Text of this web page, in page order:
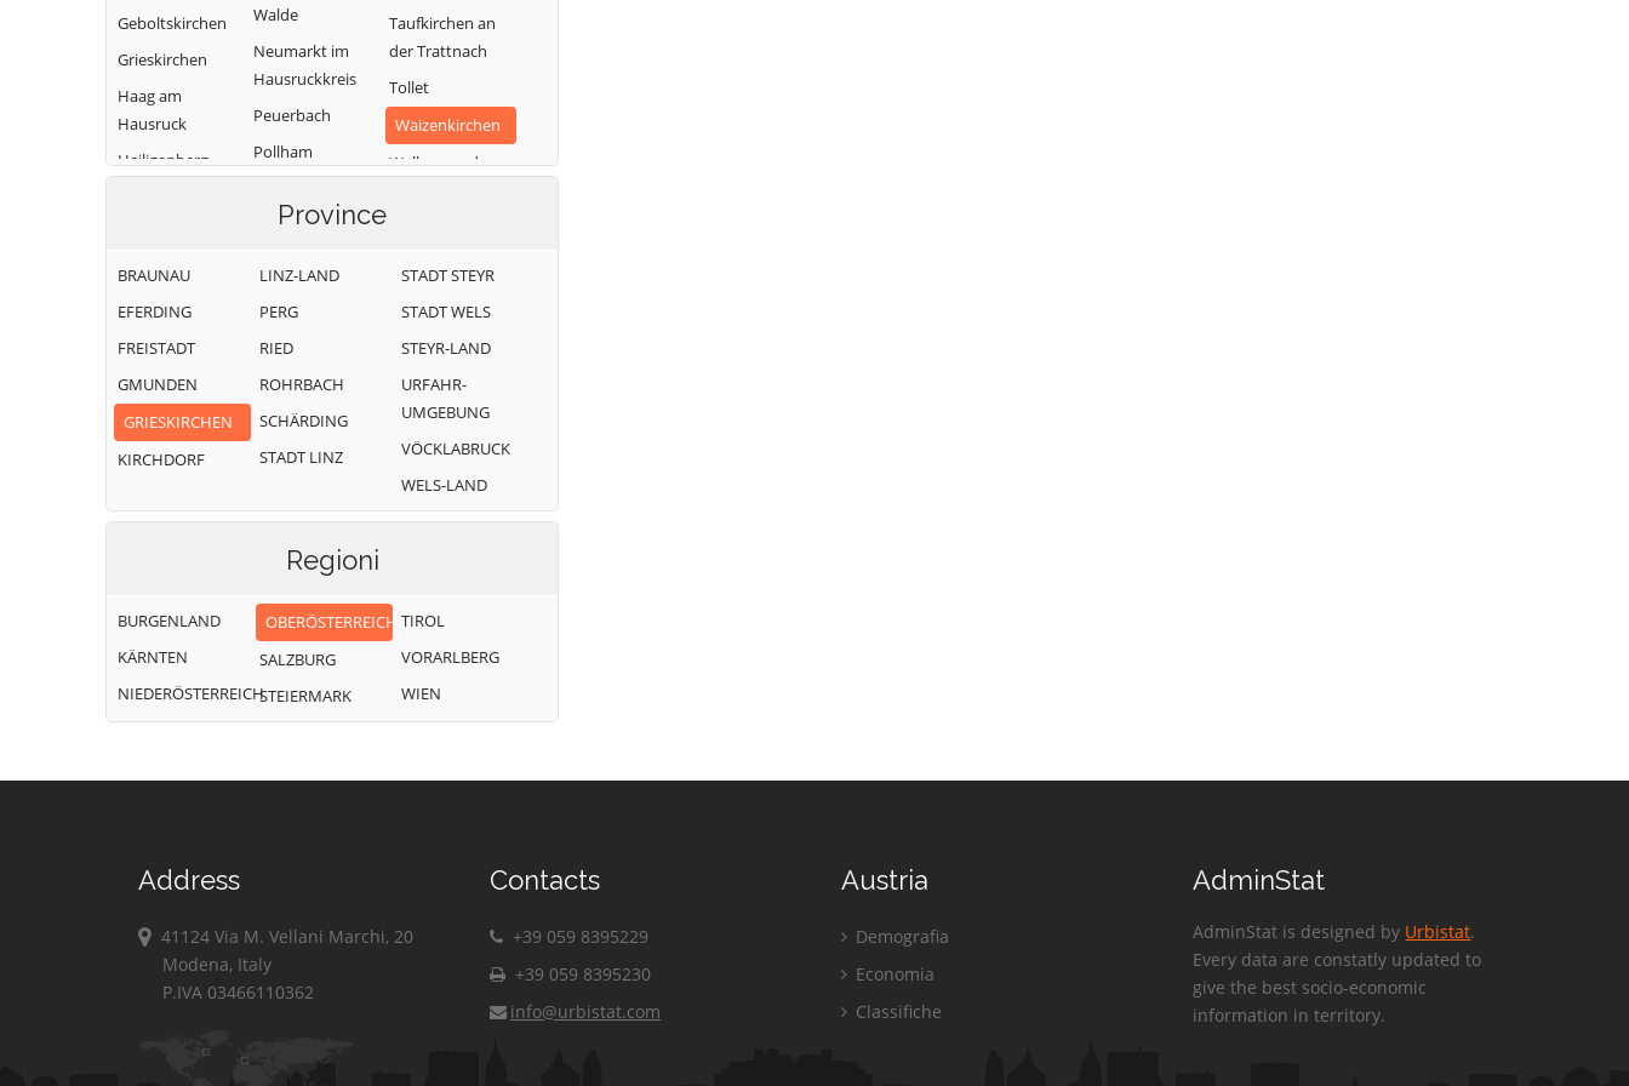
Geboltskirchen
Grieskirchen
Haag am
Hausruck
Heiligenberg
Walde
Neumarkt im
Hausruckkreis
Peuerbach
Pollham
Pram
Taufkirchen an
der Trattnach
Tollet
Waizenkirchen
Wallern an der
Province
BRAUNAU
EFERDING
FREISTADT
GMUNDEN
GRIESKIRCHEN
KIRCHDORF
LINZ-LAND
PERG
RIED
ROHRBACH
SCHÄRDING
STADT LINZ
STADT STEYR
STADT WELS
STEYR-LAND
URFAHR-
UMGEBUNG
VÖCKLABRUCK
WELS-LAND
Regioni
BURGENLAND
KÄRNTEN
NIEDERÖSTERREICH
OBERÖSTERREICH
SALZBURG
STEIERMARK
TIROL
VORARLBERG
WIEN
Address
41124 Via M. Vellani Marchi, 20
Modena, Italy
P.IVA 03466110362
Contacts
+39 059 8395229
+39 059 8395230
info@urbistat.com
Austria
Demografia
Economia
Classifiche
AdminStat
AdminStat is designed by Urbistat.
Every data are constatly updated to
give the best socio-economic
information in territory.